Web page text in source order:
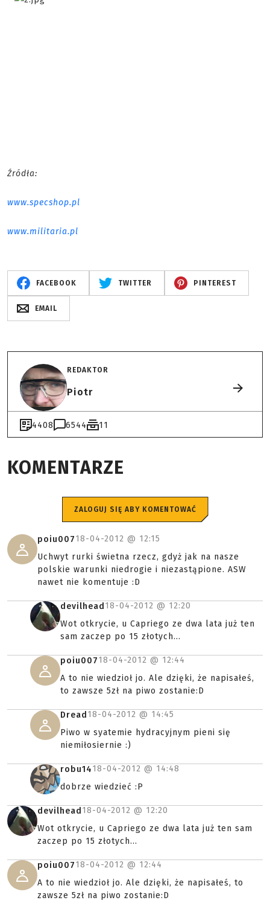
Źródła:
www.specshop.pl
www.militaria.pl
FACEBOOK TWITTER PINTEREST
EMAIL
REDAKTOR
Piotr
4408 6544 11
KOMENTARZE
ZALOGUJ SIĘ ABY KOMENTOWAĆ
poiu00718-04-2012 @ 12:15
Uchwyt rurki świetna rzecz, gdyż jak na nasze
polskie warunki niedrogie i niezastąpione. ASW
nawet nie komentuje :D
devilhead 18-04-2012 @ 12:20
Wot otkrycie, u Capriego ze dwa lata już ten
sam zaczep po 15 złotych...
poiu00718-04-2012 @ 12:44
A to nie wiedzioł jo. Ale dzięki, że napisałeś,
to zawsze 5zł na piwo zostanie:D
Dread 18-04-2012 @ 14:45
Piwo w syatemie hydracyjnym pieni się
niemiłosiernie :)
robu1418-04-2012 @ 14:48
dobrze wiedzieć :P
devilhead 18-04-2012 @ 12:20
Wot otkrycie, u Capriego ze dwa lata już ten sam
zaczep po 15 złotych...
poiu00718-04-2012 @ 12:44
A to nie wiedzioł jo. Ale dzięki, że napisałeś, to
zawsze 5zł na piwo zostanie:D